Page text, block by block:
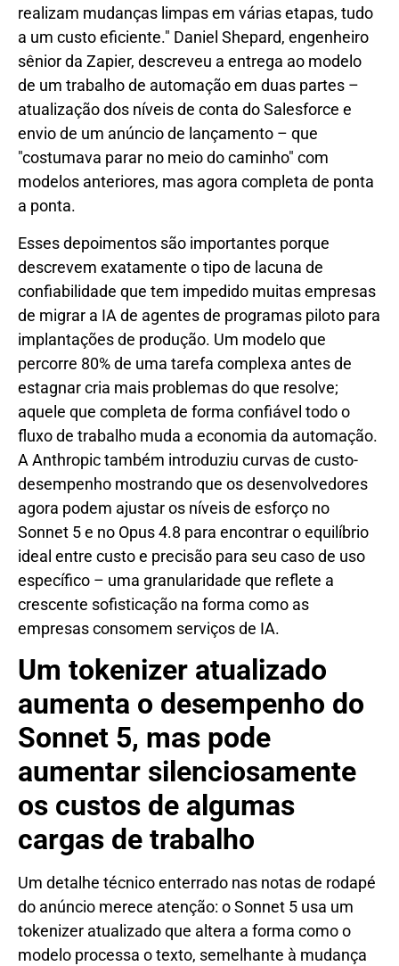
realizam mudanças limpas em várias etapas, tudo
a um custo eficiente." Daniel Shepard, engenheiro
sênior da Zapier, descreveu a entrega ao modelo
de um trabalho de automação em duas partes –
atualização dos níveis de conta do Salesforce e
envio de um anúncio de lançamento – que
"costumava parar no meio do caminho" com
modelos anteriores, mas agora completa de ponta
a ponta.
Esses depoimentos são importantes porque
descrevem exatamente o tipo de lacuna de
confiabilidade que tem impedido muitas empresas
de migrar a IA de agentes de programas piloto para
implantações de produção. Um modelo que
percorre 80% de uma tarefa complexa antes de
estagnar cria mais problemas do que resolve;
aquele que completa de forma confiável todo o
fluxo de trabalho muda a economia da automação.
A Anthropic também introduziu curvas de custo-
desempenho mostrando que os desenvolvedores
agora podem ajustar os níveis de esforço no
Sonnet 5 e no Opus 4.8 para encontrar o equilíbrio
ideal entre custo e precisão para seu caso de uso
específico – uma granularidade que reflete a
crescente sofisticação na forma como as
empresas consomem serviços de IA.
Um tokenizer atualizado
aumenta o desempenho do
Sonnet 5, mas pode
aumentar silenciosamente
os custos de algumas
cargas de trabalho
Um detalhe técnico enterrado nas notas de rodapé
do anúncio merece atenção: o Sonnet 5 usa um
tokenizer atualizado que altera a forma como o
modelo processa o texto, semelhante à mudança